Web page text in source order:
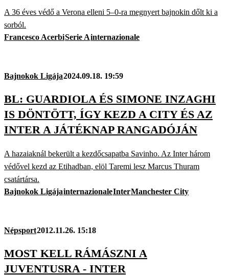
A 36 éves védő a Verona elleni 5–0-ra megnyert bajnokin dőlt ki a
sorból.
Francesco AcerbiSerie Ainternazionale
Bajnokok Ligája2024.09.18. 19:59
BL: GUARDIOLA ÉS SIMONE INZAGHI
IS DÖNTÖTT, ÍGY KEZD A CITY ÉS AZ
INTER A JÁTÉKNAP RANGADÓJÁN
A hazaiaknál bekerült a kezdőcsapatba Savinho. Az Inter három
védővel kezd az Etihadban, elöl Taremi lesz Marcus Thuram
csatártársa.
Bajnokok LigájainternazionaleInterManchester City
Népsport2012.11.26. 15:18
MOST KELL RÁMÁSZNI A
JUVENTUSRA - INTER